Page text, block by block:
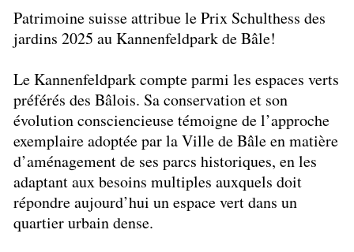
Patrimoine suisse attribue le Prix Schulthess des
jardins 2025 au Kannenfeldpark de Bâle!
Le Kannenfeldpark compte parmi les espaces verts
préférés des Bâlois. Sa conservation et son
évolution consciencieuse témoigne de l’approche
exemplaire adoptée par la Ville de Bâle en matière
d’aménagement de ses parcs historiques, en les
adaptant aux besoins multiples auxquels doit
répondre aujourd’hui un espace vert dans un
quartier urbain dense.